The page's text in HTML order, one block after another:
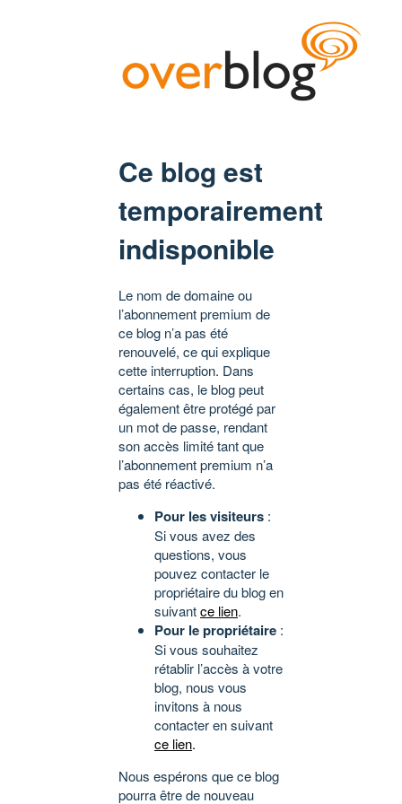
Ce blog est
temporairement
indisponible
Le nom de domaine ou
l’abonnement premium de
ce blog n’a pas été
renouvelé, ce qui explique
cette interruption. Dans
certains cas, le blog peut
également être protégé par
un mot de passe, rendant
son accès limité tant que
l’abonnement premium n’a
pas été réactivé.
Pour les visiteurs :
Si vous avez des
questions, vous
pouvez contacter le
propriétaire du blog en
suivantce lien.
Pour le propriétaire :
Si vous souhaitez
rétablir l’accès à votre
blog, nous vous
invitons à nous
contacter en suivant
ce lien.
Nous espérons que ce blog
pourra être de nouveau